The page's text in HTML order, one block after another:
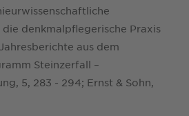
die denkmalpflegerische Praxis
aus dem
Steinzerfall –
5, 283 - 294; Ernst & Sohn,